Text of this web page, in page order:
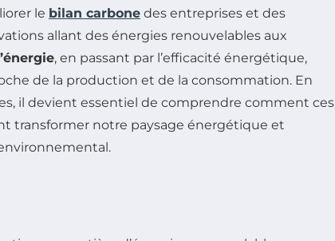
le bilan carbone des entreprises et des
allant des énergies renouvelables aux
, en passant par l’efficacité énergétique,
de la production et de la consommation. En
il devient essentiel de comprendre comment ces
transformer notre paysage énergétique et